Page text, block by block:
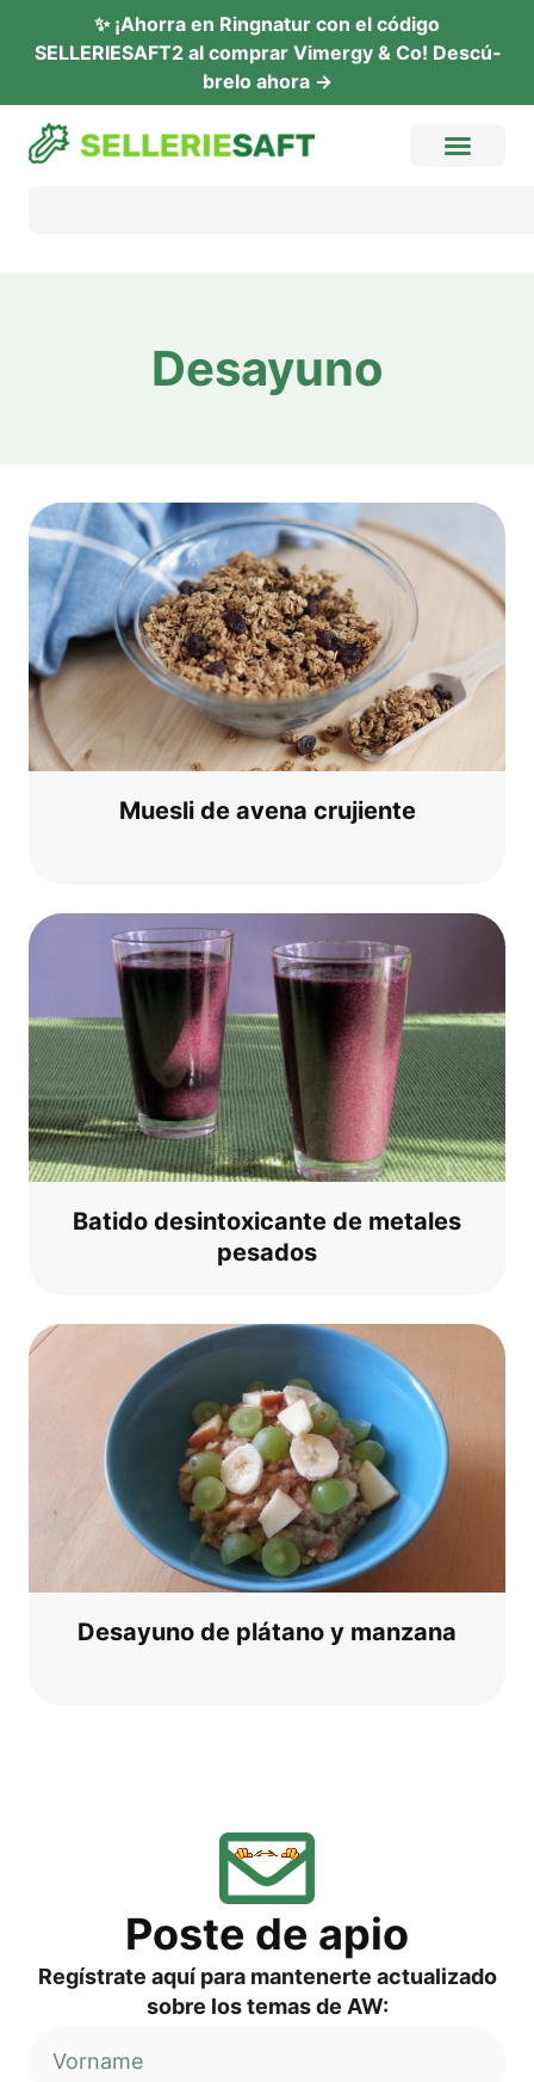
✨ ¡Ahor­ra en Ring­na­tur con el códi­go
SELLERIESAFT2 al com­prar Vimer­gy & Co! Descú­
b­re­lo ahora →
Desayu­no
Mues­li de ave­na crujiente
Bati­do desin­to­xi­can­te de meta­les
pesados
Desayu­no de plá­ta­no y manzana
Pos­te de apio
Regí­s­tra­te aquí para man­ten­er­te actua­liz­ado
sob­re los temas de AW: